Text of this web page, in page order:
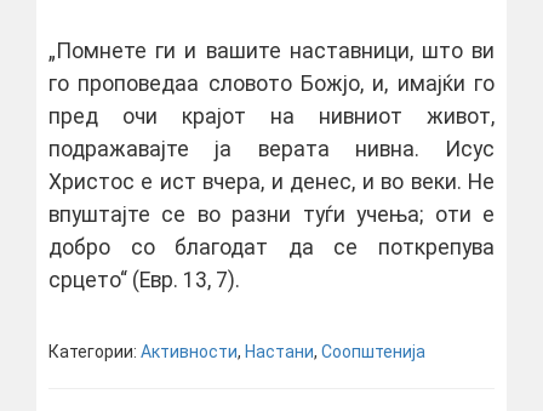
„Помнете ги и вашите наставници, што ви
го проповедаа словото Божјо, и, имајќи го
пред очи крајот на нивниот живот,
подражавајте ја верата нивна. Исус
Христос е ист вчера, и денес, и во веки. Не
впуштајте се во разни туѓи учења; оти е
добро со благодат да се поткрепува
срцето“ (Евр. 13, 7).
Категории: Активности, Настани, Соопштенија